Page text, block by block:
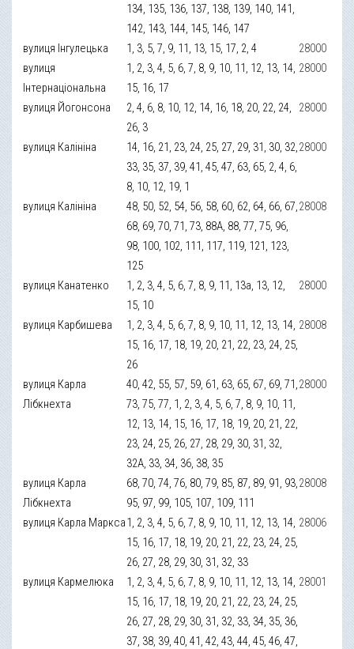
134, 135, 136, 137, 138, 139, 140, 141,
142, 143, 144, 145, 146, 147
вулиця Інгулецька 1, 3, 5, 7, 9, 11, 13, 15, 17, 2, 4
28000
вулиця
Інтернаціональна
1, 2, 3, 4, 5, 6, 7, 8, 9, 10, 11, 12, 13, 14,
15, 16, 17
28000
вулиця Йогонсона
2, 4, 6, 8, 10, 12, 14, 16, 18, 20, 22, 24,
26, 3
28000
вулиця Калініна
14, 16, 21, 23, 24, 25, 27, 29, 31, 30, 32,
33, 35, 37, 39, 41, 45, 47, 63, 65, 2, 4, 6,
8, 10, 12, 19, 1
28000
вулиця Калініна
48, 50, 52, 54, 56, 58, 60, 62, 64, 66, 67,
68, 69, 70, 71, 73, 88А, 88, 77, 75, 96,
98, 100, 102, 111, 117, 119, 121, 123,
125
28008
вулиця Канатенко
1, 2, 3, 4, 5, 6, 7, 8, 9, 11, 13а, 13, 12,
15, 10
28000
вулиця Карбишева
1, 2, 3, 4, 5, 6, 7, 8, 9, 10, 11, 12, 13, 14,
15, 16, 17, 18, 19, 20, 21, 22, 23, 24, 25,
26
28008
вулиця Карла
Лібкнехта
40, 42, 55, 57, 59, 61, 63, 65, 67, 69, 71,
73, 75, 77, 1, 2, 3, 4, 5, 6, 7, 8, 9, 10, 11,
12, 13, 14, 15, 16, 17, 18, 19, 20, 21, 22,
23, 24, 25, 26, 27, 28, 29, 30, 31, 32,
32А, 33, 34, 36, 38, 35
28000
вулиця Карла
Лібкнехта
68, 70, 74, 76, 80, 79, 85, 87, 89, 91, 93,
95, 97, 99, 105, 107, 109, 111
28008
вулиця Карла Маркса1, 2, 3, 4, 5, 6, 7, 8, 9, 10, 11, 12, 13, 14,
15, 16, 17, 18, 19, 20, 21, 22, 23, 24, 25,
26, 27, 28, 29, 30, 31, 32, 33
28006
вулиця Кармелюка
1, 2, 3, 4, 5, 6, 7, 8, 9, 10, 11, 12, 13, 14,
15, 16, 17, 18, 19, 20, 21, 22, 23, 24, 25,
26, 27, 28, 29, 30, 31, 32, 33, 34, 35, 36,
37, 38, 39, 40, 41, 42, 43, 44, 45, 46, 47,
28001